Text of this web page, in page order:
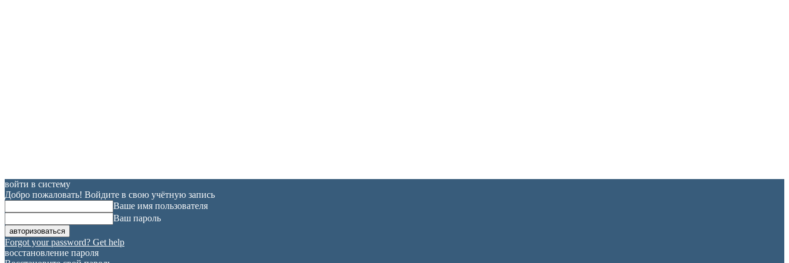
войти в систему
Добро пожаловать! Войдите в свою учётную запись
Ваше имя пользователя
Ваш пароль
Forgot your password? Get help
восстановление пароля